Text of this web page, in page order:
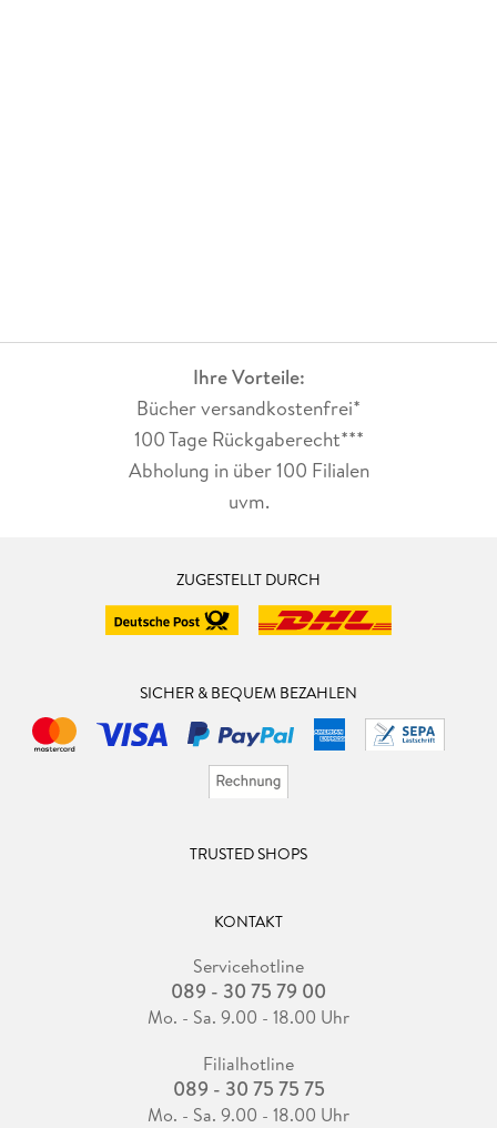
Ihre Vorteile:
Bücher versandkostenfrei*
100 Tage Rückgaberecht***
Abholung in über 100 Filialen
uvm.
ZUGESTELLT DURCH
SICHER & BEQUEM BEZAHLEN
TRUSTED SHOPS
KONTAKT
Servicehotline
089 - 30 75 79 00
Mo. - Sa. 9.00 - 18.00 Uhr
Filialhotline
089 - 30 75 75 75
Mo. - Sa. 9.00 - 18.00 Uhr